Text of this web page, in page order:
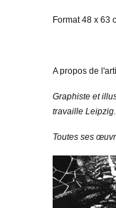
Format 48 x 63
A propos de
Graphiste et
travaille Leipzig.
Toutes ses